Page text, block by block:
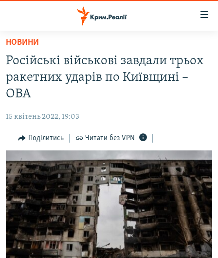
Перейти
основного
матеріалу
Перейти
до
основної
Перейти
до
пошуку
ВІДЕО ТА ФОТО
БЛОГИ
ПОГЛЯД
ІНТЕРВ'Ю
ВСЕ ЗА ДЕНЬ
СПЕЦПРОЕКТИ
ДЕПОРТАЦІЯ
ВІДЕОУРОКИ «ELIFBE»
СВІДЧЕННЯ ОКУПАЦІЇ
ЯК ОБІЙТИ БЛОКУВАННЯ
Русский
Qırımtatar
НОВИНИ
Російські військові завдали трьох
ракетних ударів по Київщині –
ОВА
15 квітень 2022, 19:03
Поділитись Читати без VPN